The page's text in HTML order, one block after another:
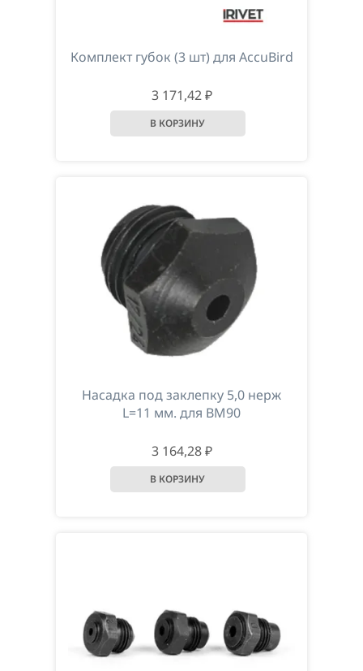
Комплект губок (3 шт) для AccuBird
3 171,42 ₽
Насадка под заклепку 5,0 нерж
L=11 мм. для ВМ90
3 164,28 ₽